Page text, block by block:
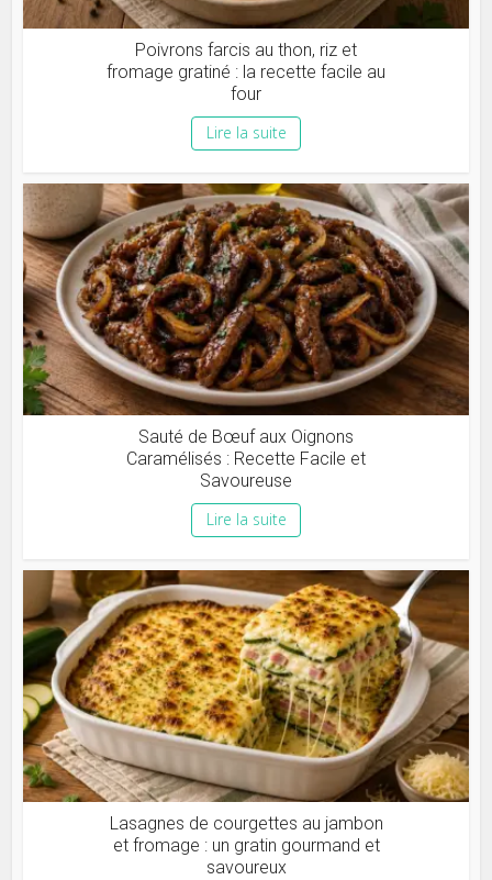
Poivrons farcis au thon, riz et
fromage gratiné : la recette facile au
four
Lire la suite
Sauté de Bœuf aux Oignons
Caramélisés : Recette Facile et
Savoureuse
Lire la suite
Lasagnes de courgettes au jambon
et fromage : un gratin gourmand et
savoureux